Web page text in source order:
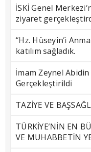
İSKİ Genel
ziyaret
“Hz. Hüseyin’i
katılım sağladık.
İmam Zeynel
Gerçekleştirildi
TAZİYE VE
TÜRKİYE’NİN EN
VE MUHABBETİN